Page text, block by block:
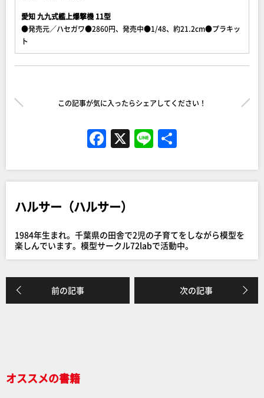
愛知 九九式艦上爆撃機 11型
●発売元／ハセガワ●2860円、発売中●1/48、約21.2cm●プラキッ
ト
この記事が気に入ったらシェアしてください！
F
a
c
b
o
o
k
X Li
n
e
ハルサー（ハルサー）
1984年生まれ。千葉県の田舎で2児の子育てをしながら模型を
楽しんでいます。模型サークル72labで活動中。
前の記事 次の記事
オススメの書籍